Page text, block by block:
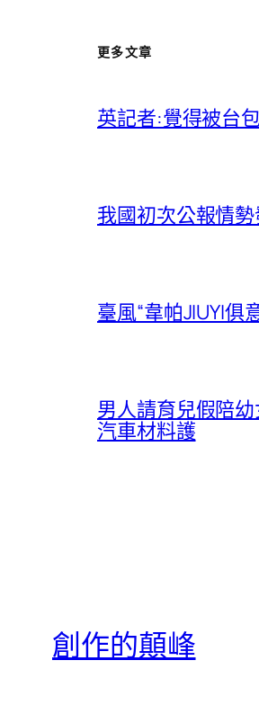
更多文章
英記者:覺得被台
我國初次公報情
臺風“韋帕JIUYI
男人請育兒假陪
汽車材料護
創作的顛峰